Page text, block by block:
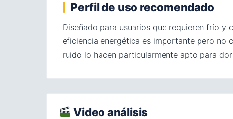
Perfil de uso recomendado
Diseñado para usuarios que requieren frío y
eficiencia energética es importante pero no
ruido lo hacen particularmente apto para
Video análisis